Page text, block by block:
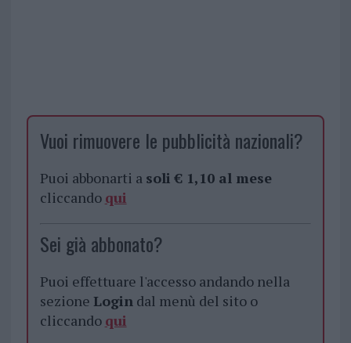
Vuoi rimuovere le pubblicità nazionali?
Puoi abbonarti a soli € 1,10 al mese
cliccando qui
Sei già abbonato?
Puoi effettuare l'accesso andando nella
sezione Logindal menù del sito o
cliccando qui